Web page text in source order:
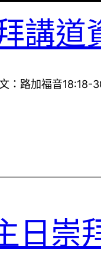
講道
：路加福音18:18-
日崇